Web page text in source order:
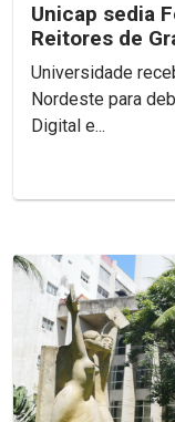
Unicap sedia
Reitores de
Universidade
Nordeste para
Digital e...